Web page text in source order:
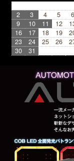
2
3 4 5 6
9
10 11 12
16
17 18 19
23
24 25 26
30
31